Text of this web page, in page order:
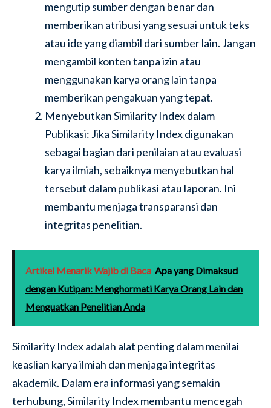
mengutip sumber dengan benar dan
memberikan atribusi yang sesuai untuk teks
atau ide yang diambil dari sumber lain. Jangan
mengambil konten tanpa izin atau
menggunakan karya orang lain tanpa
memberikan pengakuan yang tepat.
Menyebutkan Similarity Index dalam
Publikasi: Jika Similarity Index digunakan
sebagai bagian dari penilaian atau evaluasi
karya ilmiah, sebaiknya menyebutkan hal
tersebut dalam publikasi atau laporan. Ini
membantu menjaga transparansi dan
integritas penelitian.
Artikel Menarik Wajib di Baca Apa yang Dimaksud
dengan Kutipan: Menghormati Karya Orang Lain dan
Menguatkan Penelitian Anda
Similarity Index adalah alat penting dalam menilai
keaslian karya ilmiah dan menjaga integritas
akademik. Dalam era informasi yang semakin
terhubung, Similarity Index membantu mencegah